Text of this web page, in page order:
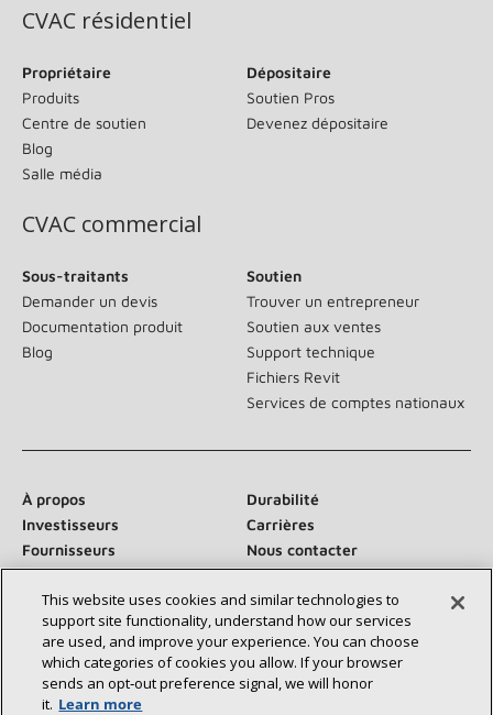
CVAC résidentiel
Propriétaire
Produits
Centre de soutien
Blog
Salle média
Dépositaire
Soutien Pros
Devenez dépositaire
CVAC commercial
Sous-traitants
Demander un devis
Documentation produit
Blog
Soutien
Trouver un entrepreneur
Soutien aux ventes
Support technique
Fichiers Revit
Services de comptes nationaux
À propos
Durabilité
Investisseurs
Carrières
Fournisseurs
Nous contacter
Salle de presse
Communiquez avec nous :
This website uses cookies and similar technologies to
support site functionality, understand how our services
are used, and improve your experience. You can choose
which categories of cookies you allow. If your browser
sends an opt‑out preference signal, we will honor
it. Learn more